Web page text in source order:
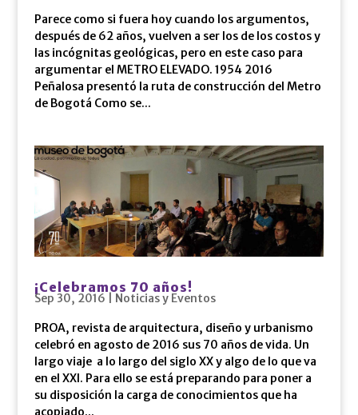
Parece como si fuera hoy cuando los argumentos,
después de 62 años, vuelven a ser los de los costos y
las incógnitas geológicas, pero en este caso para
argumentar el METRO ELEVADO. 1954 2016
Peñalosa presentó la ruta de construcción del Metro
de Bogotá Como se...
¡Celebramos 70 años!
Sep 30, 2016 Noticias y Eventos
PROA, revista de arquitectura, diseño y urbanismo
celebró en agosto de 2016 sus 70 años de vida. Un
largo viaje a lo largo del siglo XX y algo de lo que va
en el XXI. Para ello se está preparando para poner a
su disposición la carga de conocimientos que ha
acopiado...